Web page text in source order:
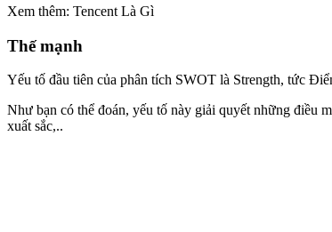
Xem thêm: Tencent Là Gì
Thế mạnh
Yếu tố đầu tiên của phân tích SWOT là Strength, tức
Như bạn có thể đoán, yếu tố này giải quyết những điều
xuất sắc,..